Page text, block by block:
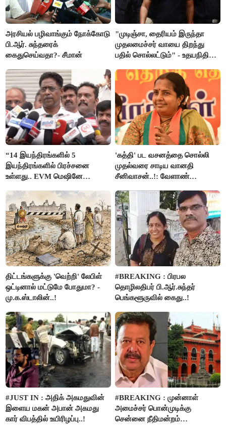
அரசியல் பழிவாங்கும் நோக்கோடு
பி.ஆர். சுந்தரைக்
கைதுசெய்வதா?- சீமான்
"முடிஞ்சா, தைரியம் இருந்தா
முதலமைச்சர் வாயை திறந்து
பதில் சொல்லட்டும்" - உதயநிதி
“14 இயந்திரங்களில் 5
இயந்திரங்களில் பிரச்சனை
உள்ளது.. EVM மெஷினே
இளங்கோ
'கத்தி' பட வசனத்தை சொல்லி
முதல்வரை சாடிய வானதி
சீனிவாசன்..!: வேளாண்
எதிர்ப்பு!
திட்டங்களுக்கு 'வெற்றி' லேபிள்
ஒட்டினால் மட்டுமே போதுமா? -
மு.க.ஸ்டாலின்..!
#BREAKING : பிரபல
தொழிலதிபர் பி.ஆர்.சுந்தர்
பெங்களூருவில் கைது..!
#JUST IN : அதிக் அகமதுவின்
இளைய மகன் அபான் அகமது
கார் விபத்தில் உயிரிழப்பு..!
#BREAKING : முன்னாள்
அமைச்சர் பொன்முடிக்கு
சென்னை நீதிமன்றம்